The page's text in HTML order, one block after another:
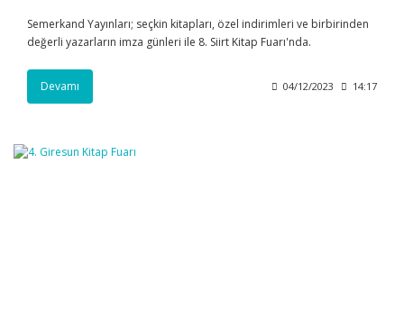
Semerkand Yayınları; seçkin kitapları, özel indirimleri ve birbirinden
değerli yazarların imza günleri ile 8. Siirt Kitap Fuarı'nda.
Devamı 04/12/2023 14:17